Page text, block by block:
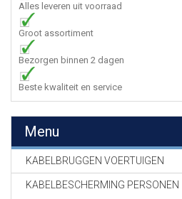
Alles leveren uit voorraad
Groot assortiment
Bezorgen binnen 2 dagen
Beste kwaliteit en service
Menu
KABELBRUGGEN VOERTUIGEN
KABELBESCHERMING PERSONEN